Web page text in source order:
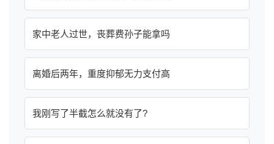
家中老人过世，丧葬费孙子能拿吗
离婚后两年，重度抑郁无力支付高
我刚写了半截怎么就没有了?